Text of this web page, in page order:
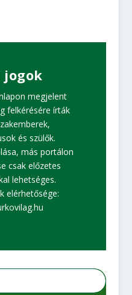
jogok
megjelent
felkérésére írták
és szülők.
más portálon
csak előzetes
lehetséges.
elérhetősége: